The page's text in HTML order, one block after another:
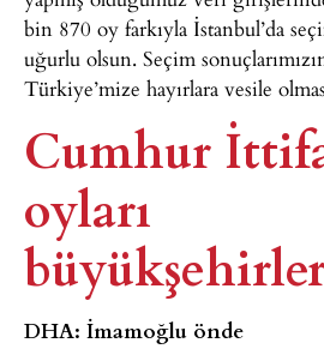
bin 870 oy farkıyla İstanbul’da
uğurlu olsun. Seçim
Türkiye’mize hayırlara vesile
Cumhur
oyları
DHA: İmamoğlu önde